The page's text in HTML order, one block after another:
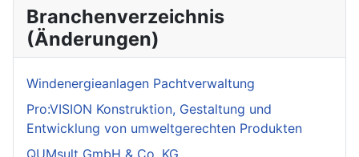
Branchenverzeichnis
(Änderungen)
Windenergieanlagen Pachtverwaltung
Pro:VISION Konstruktion, Gestaltung und
Entwicklung von umweltgerechten Produkten